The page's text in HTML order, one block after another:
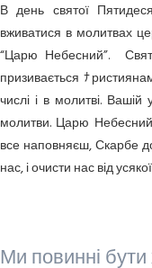
В день святої
вживатися в молитвах
“Царю Небесний”.
призивається ﾅ
числі і в молитві. Вашій
молитви. Царю
все наповняєш, Скарбе
нас, і очисти нас від
Ми повинні